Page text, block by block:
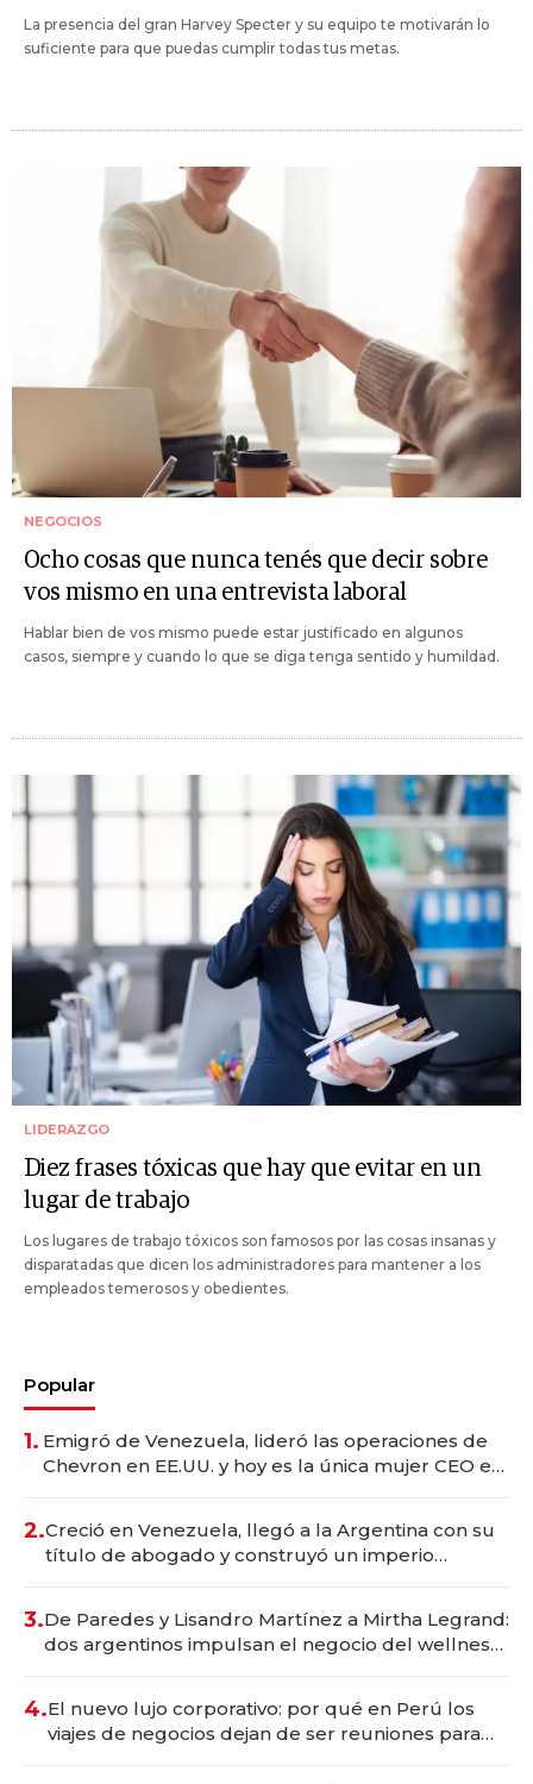
La presencia del gran Harvey Specter y su equipo te motivarán lo
suficiente para que puedas cumplir todas tus metas.
NEGOCIOS
Ocho cosas que nunca tenés que decir sobre
vos mismo en una entrevista laboral
Hablar bien de vos mismo puede estar justificado en algunos
casos, siempre y cuando lo que se diga tenga sentido y humildad.
LIDERAZGO
Diez frases tóxicas que hay que evitar en un
lugar de trabajo
Los lugares de trabajo tóxicos son famosos por las cosas insanas y
disparatadas que dicen los administradores para mantener a los
empleados temerosos y obedientes.
Popular
1. Emigró de Venezuela, lideró las operaciones de
Chevron en EE.UU. y hoy es la única mujer CEO en
2.Creció en Venezuela, llegó a la Argentina con su
título de abogado y construyó un imperio
3.De Paredes y Lisandro Martínez a Mirtha Legrand:
dos argentinos impulsan el negocio del wellness
4.El nuevo lujo corporativo: por qué en Perú los
viajes de negocios dejan de ser reuniones para